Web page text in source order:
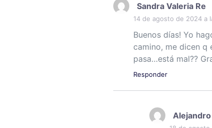
Sandra Valeria Re
14 de agosto de 2024 a
Buenos días! Yo
camino, me dicen q
pasa…está mal??
Responder